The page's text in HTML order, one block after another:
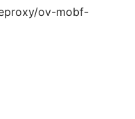
ov-mobf-